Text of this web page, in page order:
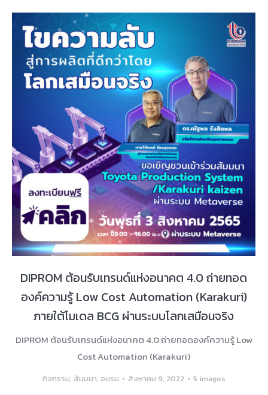
DIPROM ต้อนรับเทรนด์แห่งอนาคต 4.0 ถ่ายทอด
องค์ความรู้ Low Cost Automation (Karakuri)
ภายใต้โมเดล BCG ผ่านระบบโลกเสมือนจริง
DIPROM ต้อนรับเทรนด์แห่งอนาคต 4.0 ถ่ายทอดองค์ความรู้ Low
Cost Automation (Karakuri)
กิจกรรม, สัมมนา, อบรม สิงหาคม 9, 2022 5 images